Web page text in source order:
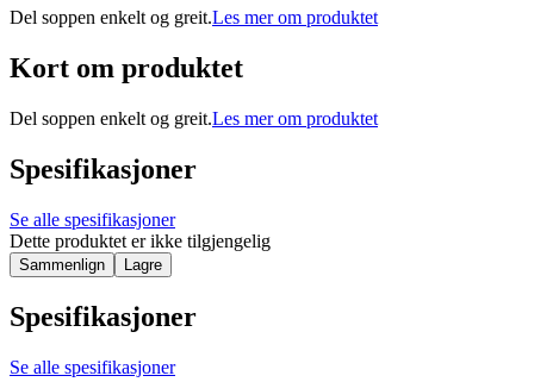
Del soppen enkelt og greit.Les mer om produktet
Kort om produktet
Del soppen enkelt og greit.Les mer om produktet
Spesifikasjoner
Se alle spesifikasjoner
Dette produktet er ikke tilgjengelig
Sammenlign Lagre
Spesifikasjoner
Se alle spesifikasjoner